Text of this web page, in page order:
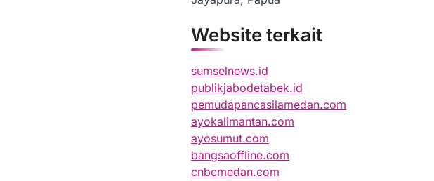
Website terkait
sumselnews.id
publikjabodetabek.id
pemudapancasilamedan.com
ayokalimantan.com
ayosumut.com
bangsaoffline.com
cnbcmedan.com